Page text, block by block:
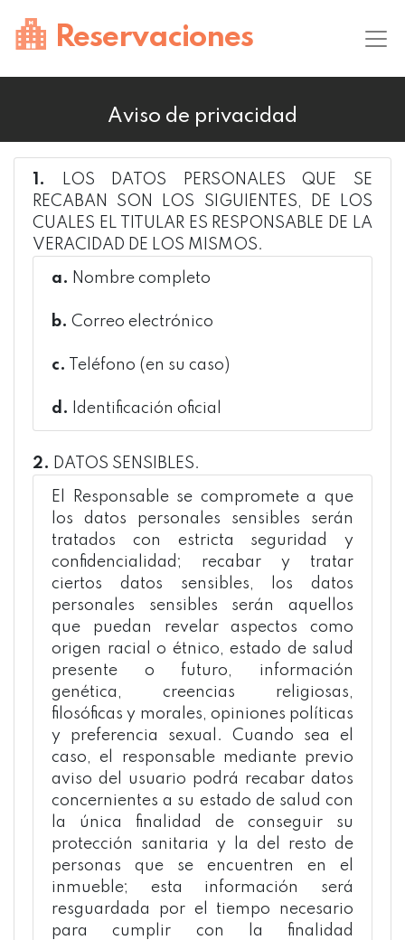
Reservaciones
Aviso de privacidad
1.
LOS DATOS PERSONALES QUE SE
RECABAN SON LOS SIGUIENTES, DE LOS
CUALES EL TITULAR ES RESPONSABLE DE LA
VERACIDAD DE LOS MISMOS.
a. Nombre completo
b. Correo electrónico
c. Teléfono (en su caso)
d. Identificación oficial
2. DATOS SENSIBLES.
El Responsable se compromete a que
los datos personales sensibles serán
tratados con estricta seguridad y
confidencialidad; recabar y tratar
ciertos datos sensibles, los datos
personales sensibles serán aquellos
que puedan revelar aspectos como
origen racial o étnico, estado de salud
presente o futuro, información
genética, creencias religiosas,
filosóficas y morales, opiniones políticas
y preferencia sexual. Cuando sea el
caso, el responsable mediante previo
aviso del usuario podrá recabar datos
concernientes a su estado de salud con
la única finalidad de conseguir su
protección sanitaria y la del resto de
personas que se encuentren en el
inmueble; esta información será
resguardada por el tiempo necesario
para cumplir con la finalidad